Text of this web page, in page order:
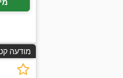
מודעה